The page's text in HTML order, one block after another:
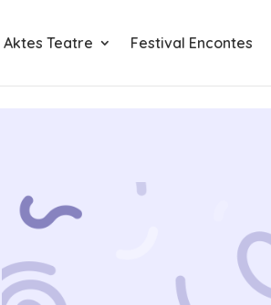
Aktes Teatre Festival Encontes